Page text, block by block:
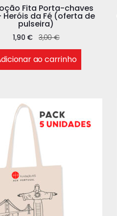
Fita Porta-chaves
Heróis da Fé (oferta de
pulseira)
3,00€
1,90 €
ao carrinho